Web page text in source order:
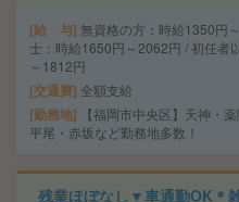
給 与 無資格の方：時給1350円
士：時給1650円～2062円 / 初任者
～1812円
交通費 全額支給
勤務地
【福岡市中央区】天神・
平尾・赤坂など勤務地多数！
残業ほぼなし▼車通勤OK＊